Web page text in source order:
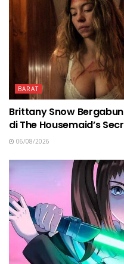
BARAT
Brittany Snow
di The Housemaid’s
06/08/2026